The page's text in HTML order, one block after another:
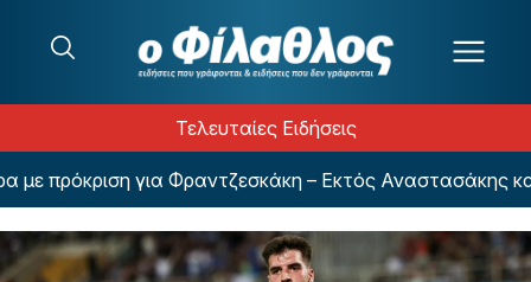
Τελευταίες Ειδήσεις
για Φραντζεσκάκη – Εκτός Αναστασάκης και